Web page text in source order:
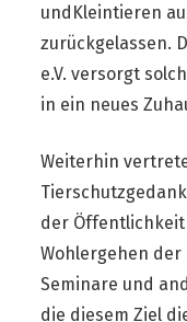
undKleintieren
zurückgelassen.
e.V. versorgt
in ein neues
Weiterhin
der Öffentlichkeit
Wohlergehen
Seminare und
die diesem Ziel